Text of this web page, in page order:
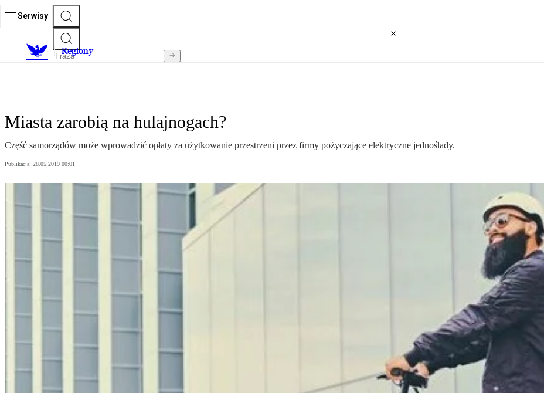
Serwisy
Regiony
Miasta zarobią na hulajnogach?
Część samorządów może wprowadzić opłaty za użytkowanie przestrzeni przez firmy pożyczające elektryczne jednoślady.
Publikacja: 28.05.2019 00:01